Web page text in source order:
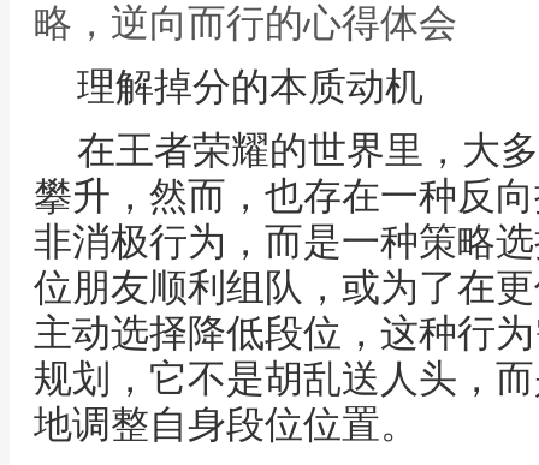
略，逆向而行的心得体会
理解掉分的本质动机
在王者荣耀的世界里，大
攀升，然而，也存在一种反
非消极行为，而是一种策略
位朋友顺利组队，或为了在
主动选择降低段位，这种行
规划，它不是胡乱送人头，
地调整自身段位位置。